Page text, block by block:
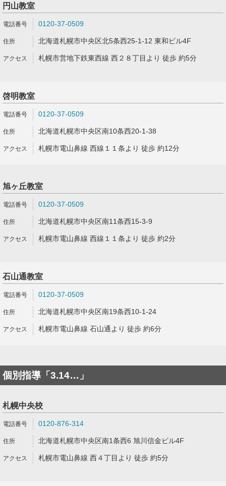
円山教室
0120-37-0509
北海道札幌市中央区北5条西25-1-12 東和ビル4F
札幌市営地下鉄東西線 西２８丁目より 徒歩 約5分
啓明教室
0120-37-0509
北海道札幌市中央区南10条西20-1-38
札幌市電山鼻線 西線１１条より 徒歩 約12分
旭ヶ丘教室
0120-37-0509
北海道札幌市中央区南11条西15-3-9
札幌市電山鼻線 西線１１条より 徒歩 約2分
石山通教室
0120-37-0509
北海道札幌市中央区南19条西10-1-24
札幌市電山鼻線 石山通より 徒歩 約6分
個別指導「3.14…」
札幌中央校
0120-876-314
北海道札幌市中央区南1条西6 旭川信金ビル4F
札幌市電山鼻線 西４丁目より 徒歩 約5分